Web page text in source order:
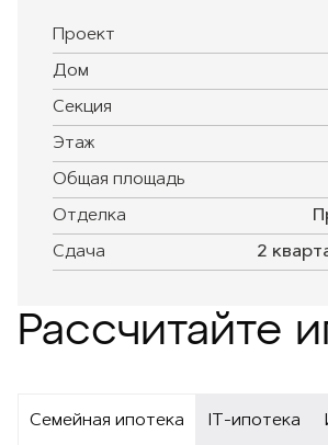
Проект
Дом
Секция
Этаж
Общая площадь
Отделка
Сдача 2
Рассчитайте
Семейная ипотека IT-ипотека